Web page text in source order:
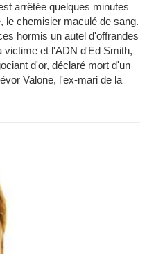
arrêtée quelques minutes
le chemisier maculé de sang.
hormis un autel d'offrandes
victime et l'ADN d'Ed Smith,
d'or, déclaré mort d'un
Valone, l'ex-mari de la